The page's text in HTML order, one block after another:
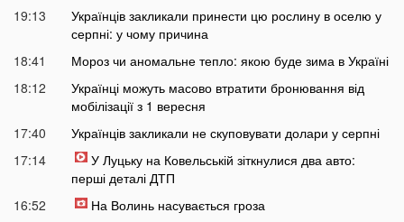
19:13
Українців закликали принести цю рослину в оселю у
серпні: у чому причина
18:41
Мороз чи аномальне тепло: якою буде зима в Україні
18:12
Українці можуть масово втратити бронювання від
мобілізації з 1 вересня
17:40
Українців закликали не скуповувати долари у серпні
17:14
У Луцьку на Ковельській зіткнулися два авто:
перші деталі ДТП
16:52
На Волинь насувається гроза